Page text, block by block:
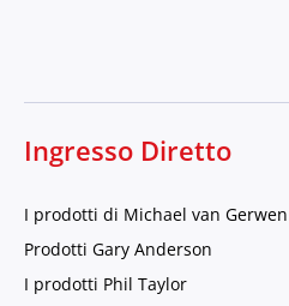
Ingresso Diretto
I prodotti di Michael van Gerwen
Prodotti Gary Anderson
I prodotti Phil Taylor